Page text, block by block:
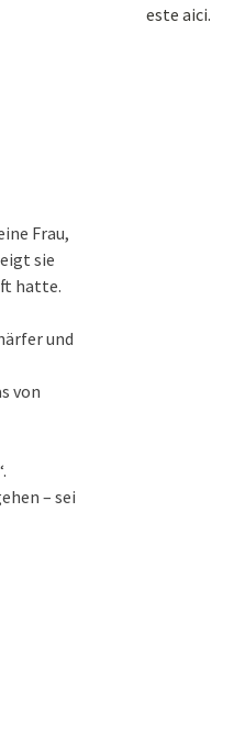
Frau,
sie
hatte.
und
von
– sei
este aici.